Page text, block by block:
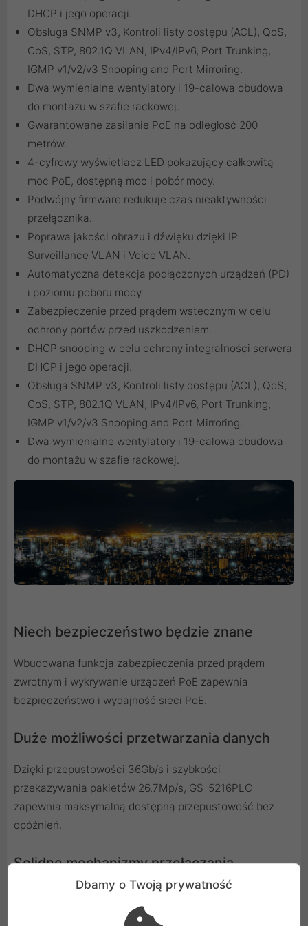
DHCP i jego operacji.
Obsługa SNMP v3, Kontroli listy dostępu (ACL), QoS,
CoS, STP, 802.1Q VLAN, IPv4/IPv6, Port Trunking,
IGMP v1/v2/v3 Snooping and Port Mirroring.
Dwa wymienialne wentylatory i 19-calowa obudowa
do montażu w szafie rackowej.
Gwarantowane zasilanie PoE na odległość 200
metrów.
4-cyfrowy wyświetlacz LED pokazujący całkowitą
moc PoE, dostępną moc i pobór mocy.
Podwójny firmware redukuje czas nieaktywności
przełącznika.
Poprawa jakości obrazu i dźwięku dzięki IP
Surveillance VLAN i Voice VLAN.
Automatyczna detekcja podłączonych urządzeń (PD)
i poziomu poboru mocy
Zabezpieczenie przed prądem wstecznym w celu
ochrony portów przed uszkodzeniem.
DHCP snooping w celu ochrony integralności serwera
DHCP i jego operacji.
Obsługa SNMP v3, Kontroli listy dostępu (ACL), QoS,
CoS, STP, 802.1Q VLAN, IPv4/IPv6, Port Trunking,
IGMP v1/v2/v3 Snooping and Port Mirroring.
Dwa wymienialne wentylatory i 19-calowa obudowa
do montażu w szafie rackowej.
Niech bezpieczeństwo będzie znane
Wbudowana funkcja zabezpieczenia przed prądem
zwrotnym i wykrywanie urządzeń PoE zapewnia
bezpieczeństwo i wydajność sieci PoE.
Duże możliwości przetwarzania danych
Dzięki przepustowości 36Gb/s i szybkości
przekazywania pakietów 26.7Mp/s, GS-5216PLC
zapewnia maksymalną dostępną przepustowość bez
opóźnień.
Solidne mechanizmy przełączania
awaryjnego
GS-5216PLC ma dwa kopie oprogramowania sprzętowe.
Dbamy o Twoją prywatność